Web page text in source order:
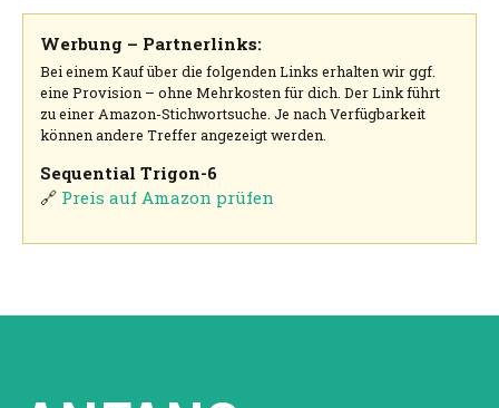
Werbung – Partnerlinks:
Bei einem Kauf über die folgenden Links erhalten wir ggf.
eine Provision – ohne Mehrkosten für dich. Der Link führt
zu einer Amazon-Stichwortsuche. Je nach Verfügbarkeit
können andere Treffer angezeigt werden.
Sequential Trigon-6
🔗 Preis auf Amazon prüfen